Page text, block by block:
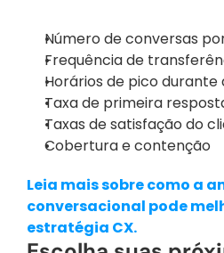
Número de conversas
Frequência de
Horários de pico durante
Taxa de primeira
Taxas de satisfação do
Cobertura e contenção
Leia mais sobre como a
conversacional pode
estratégia CX.